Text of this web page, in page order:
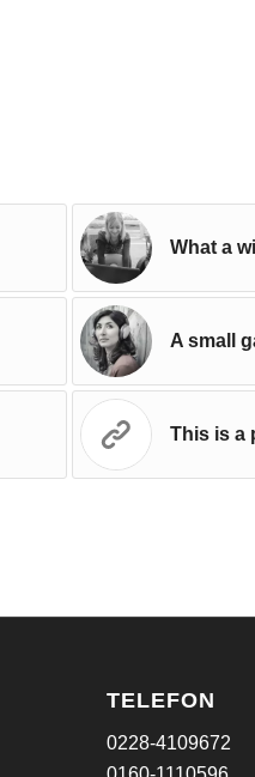
What a
A small
This is a
TELEFON
0228-4109672